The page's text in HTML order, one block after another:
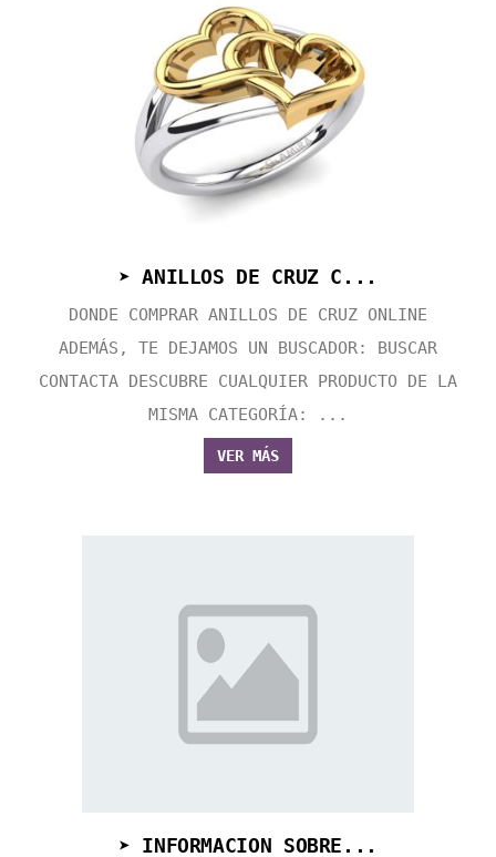
➤ ANILLOS DE CRUZ C...
DONDE COMPRAR ANILLOS DE CRUZ ONLINE
ADEMÁS, TE DEJAMOS UN BUSCADOR: BUSCAR
CONTACTA DESCUBRE CUALQUIER PRODUCTO DE LA
MISMA CATEGORÍA: ...
VER MÁS
➤ INFORMACION SOBRE...